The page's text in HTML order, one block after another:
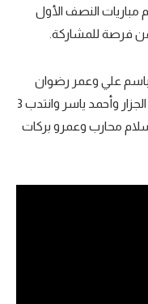
النصف الأول
فرصة للمشاركة.
هم باسم علي وعمر رضوان
وعمرو السعداوي وأكرم توفيق ومحمود الجزار وأحمد ياسر وانتدب 3
محارب وعمرو بركات